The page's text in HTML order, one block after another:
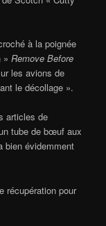
à la poignée
»Remove Before
les avions de
le décollage ».
articles de
tube de bœuf aux
bien évidemment
récupération pour